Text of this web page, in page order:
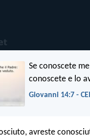
Se conoscete
conoscete e lo
Giovanni 14:7 - CEI
avreste